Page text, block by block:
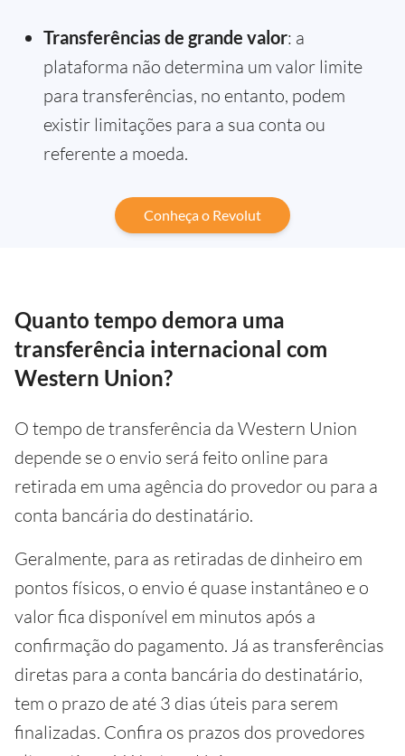
Transferências de grande valor: a
plataforma não determina um valor limite
para transferências, no entanto, podem
existir limitações para a sua conta ou
referente a moeda.
Conheça o Revolut
Quanto tempo demora uma
transferência internacional com
Western Union?
O tempo de transferência da Western Union
depende se o envio será feito online para
retirada em uma agência do provedor ou para a
conta bancária do destinatário.
Geralmente, para as retiradas de dinheiro em
pontos físicos, o envio é quase instantâneo e o
valor fica disponível em minutos após a
confirmação do pagamento. Já as transferências
diretas para a conta bancária do destinatário,
tem o prazo de até 3 dias úteis para serem
finalizadas. Confira os prazos dos provedores